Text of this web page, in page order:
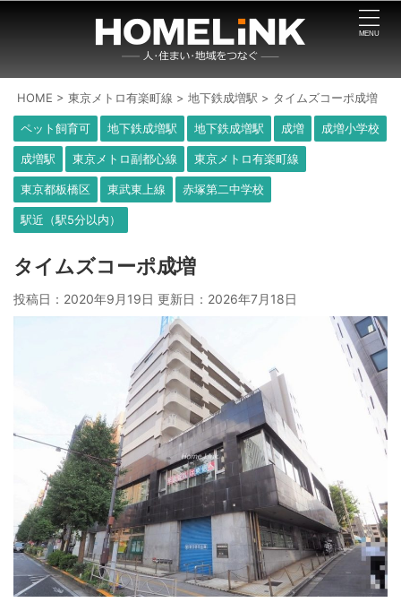
HOME >東京メトロ有楽町線 >地下鉄成増駅 > タイムズコーポ成増
ペット飼育可 地下鉄成増駅 地下鉄成増駅 成増 成増小学校
成増駅 東京メトロ副都心線 東京メトロ有楽町線
東京都板橋区 東武東上線 赤塚第二中学校
駅近（駅5分以内）
タイムズコーポ成増
投稿日：2020年9月19日 更新日： 2026年7月18日